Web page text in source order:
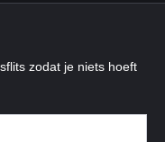
zodat je niets hoeft